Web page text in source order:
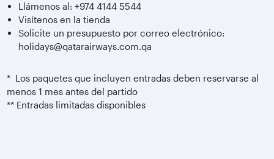
Llámenos al: +974 4144 5544
Visítenos en la tienda
Solicite un presupuesto por correo electrónico:
holidays@qatarairways.com.qa
* Los paquetes que incluyen entradas deben reservarse al
menos 1 mes antes del partido
** Entradas limitadas disponibles